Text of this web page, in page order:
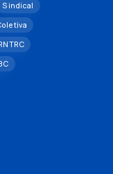
Sindical